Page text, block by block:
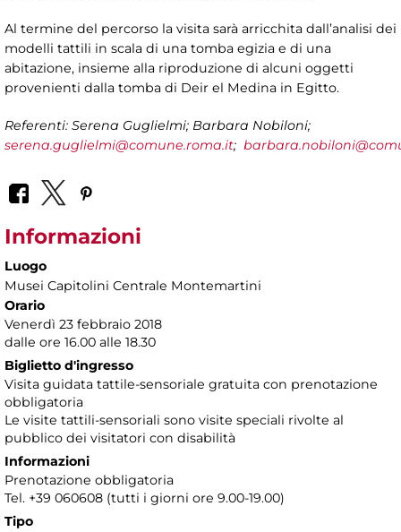
Al termine del percorso la visita sarà arricchita dall’analisi dei
modelli tattili in scala di una tomba egizia e di una
abitazione, insieme alla riproduzione di alcuni oggetti
provenienti dalla tomba di Deir el Medina in Egitto.
Referenti: Serena Guglielmi; Barbara Nobiloni;
serena.guglielmi@comune.roma.it;
Informazioni
Luogo
Musei Capitolini Centrale Montemartini
Orario
Venerdì 23 febbraio 2018
dalle ore 16.00 alle 18.30
Biglietto d'ingresso
Visita guidata tattile-sensoriale gratuita con prenotazione
obbligatoria
Le visite tattili-sensoriali sono visite speciali rivolte al
pubblico dei visitatori con disabilità
Informazioni
Prenotazione obbligatoria
Tel. +39 060608 (tutti i giorni ore 9.00-19.00)
Tipo